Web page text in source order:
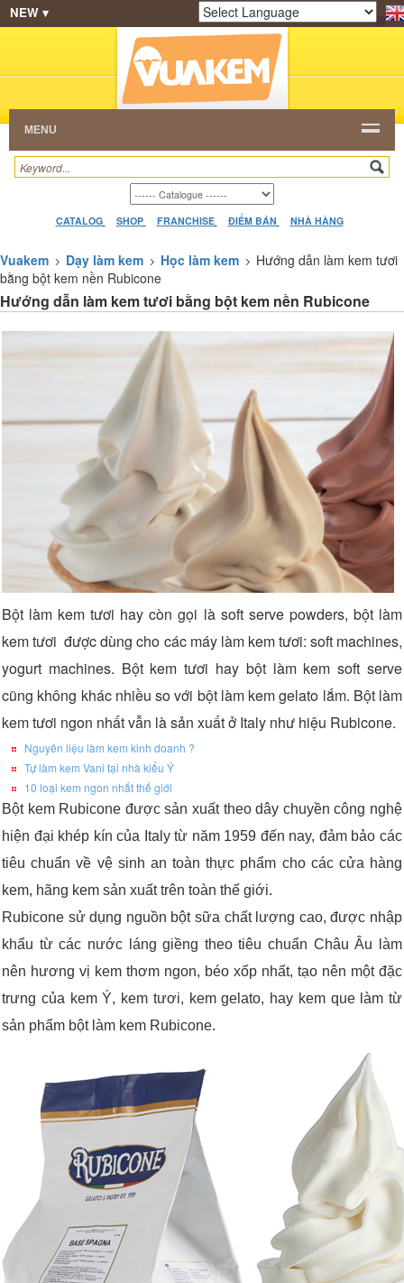
SHOP HẠT CAFE
NHÀ HÀNG
CATALOG VIDEO HỎI ĐÁP
NEW ▾
Powered by Translate
MENU
CATALOG SHOP FRANCHISE ĐIỂM BÁN NHÀ HÀNG
Vuakem Dạy làm kem Học làm kem
Hướng dẫn làm kem tươi
bằng bột kem nền Rubicone
Hướng dẫn làm kem tươi bằng bột kem nền Rubicone
Bột làm kem tươi hay còn gọi là soft serve powders, bột làm
kem tươi được dùng cho các máy làm kem tươi: soft machines,
yogurt machines. Bột kem tươi hay bột làm kem soft serve
cũng không khác nhiều so với bột làm kem gelato lắm. Bột làm
kem tươi ngon nhất vẫn là sản xuất ở Italy như hiệu Rubicone.
Nguyên liệu làm kem kinh doanh ?
Tự làm kem Vani tại nhà kiểu Ý
10 loại kem ngon nhất thế giới
Bột kem Rubicone được sản xuất theo dây chuyền công nghệ
hiện đại khép kín của Italy từ năm 1959 đến nay, đảm bảo các
tiêu chuẩn về vệ sinh an toàn thực phẩm cho các cửa hàng
kem, hãng kem sản xuất trên toàn thế giới.
Rubicone sử dụng nguồn bột sữa chất lượng cao, được nhập
khẩu từ các nước láng giềng theo tiêu chuẩn Châu Âu làm
nên hương vị kem thơm ngon, béo xốp nhất, tạo nên một đặc
trưng của kem Ý, kem tươi, kem gelato, hay kem que làm từ
sản phẩm bột làm kem Rubicone.